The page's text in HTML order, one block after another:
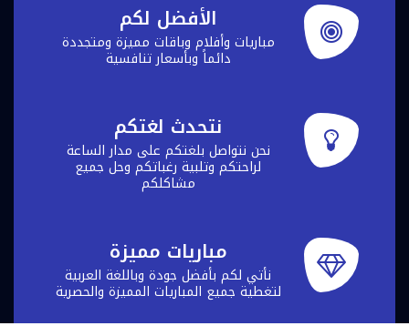
الأفضل لكم
مباريات وأفلام وباقات مميزة ومتجددة
دائماً وبأسعار تنافسية
نتحدث لغتكم
نحن نتواصل بلغتكم على مدار الساعة
لراحتكم وتلبية رغباتكم وحل جميع
مشاكلكم
مباريات مميزة
نأتي لكم بأفضل جودة وباللغة العربية
لتغطية جميع المباريات المميزة والحصرية